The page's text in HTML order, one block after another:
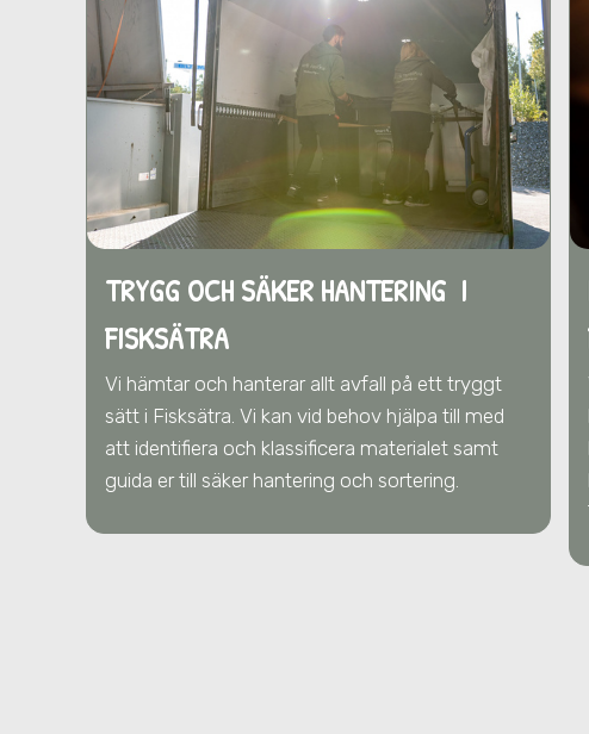
TRYGG OCH SÄKER HANTERING I
FISKSÄTRA
Vi hämtar och hanterar allt avfall på ett tryggt
sätt i Fisksätra. Vi kan vid behov hjälpa till med
att identifiera och klassificera materialet samt
guida er till säker hantering och sortering.